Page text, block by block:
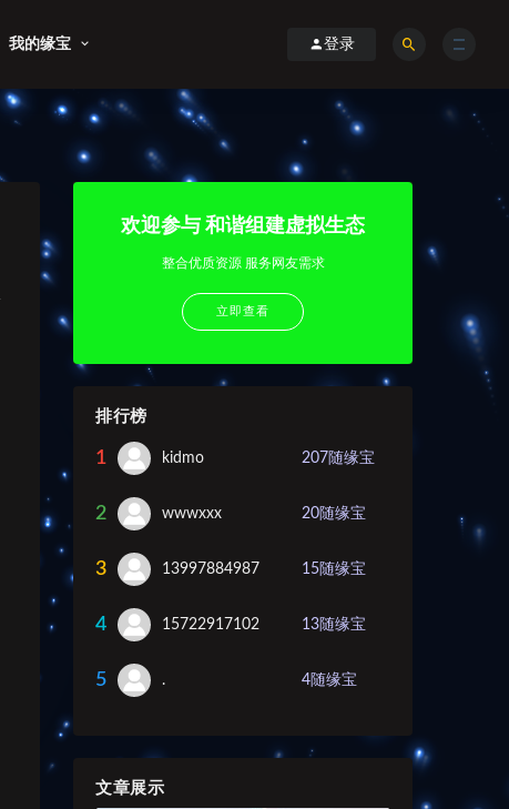
我的缘宝 登录
欢迎参与 和谐组建虚拟生态
整合优质资源 服务网友需求
立即查看
排行榜
1 kidmo 207 随缘宝
2 wwwxxx 20随缘宝
3 13997884987 15随缘宝
4 15722917102 13随缘宝
5 . 4随缘宝
文章展示